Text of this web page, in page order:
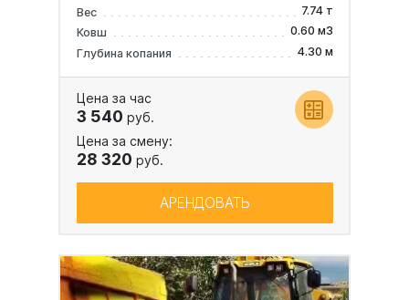
Вес
7.74 т
Ковш
0.60 м3
Глубина копания
4.30 м
Цена за час
3 540 руб.
Цена за смену:
28 320 руб.
АРЕНДОВАТЬ